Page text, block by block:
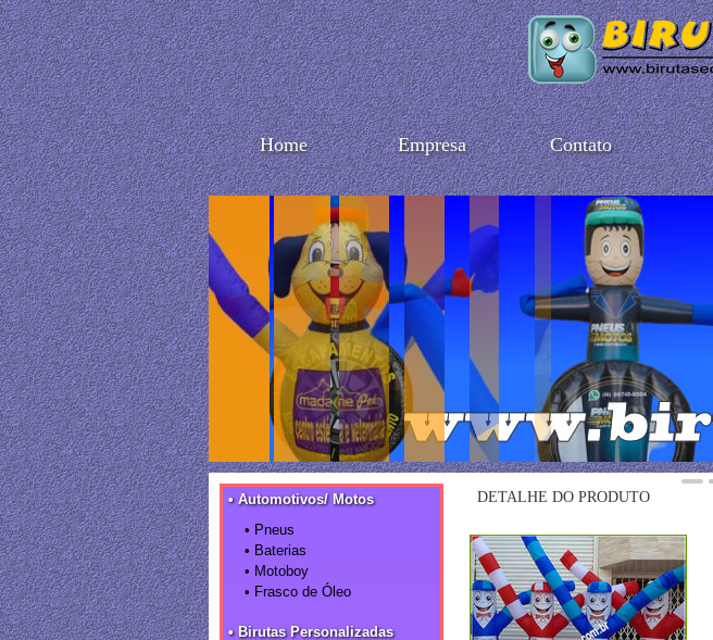
Home Empresa Contato
• Automotivos/ Motos
• Pneus
• Baterias
• Motoboy
• Frasco de Óleo
• Birutas Personalizadas
DETALHE DO PRODUTO